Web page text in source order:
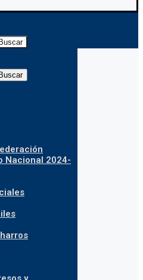
Buscar
Buscar
Nacional 2024-